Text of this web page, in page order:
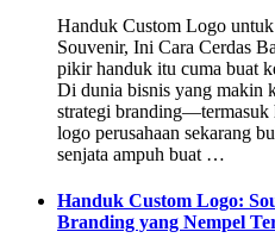
Handuk Custom Logo
Souvenir, Ini Cara Cerdas
pikir handuk itu cuma buat
Di dunia bisnis yang makin
strategi branding—termasuk
logo perusahaan sekarang
senjata ampuh buat …
Handuk Custom Logo:
Branding yang Nempel